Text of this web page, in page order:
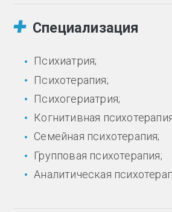
Специализация
Психиатрия;
Психотерапия;
Психогериатрия;
Когнитивная
Семейная психотерапия;
Групповая психотерапия;
Аналитическая